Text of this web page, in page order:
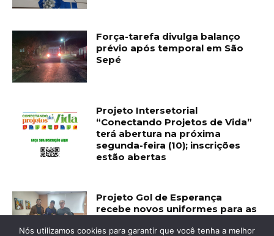
Força-tarefa divulga balanço
prévio após temporal em São
Sepé
Projeto Intersetorial
“Conectando Projetos de Vida”
terá abertura na próxima
segunda-feira (10); inscrições
estão abertas
Projeto Gol de Esperança
recebe novos uniformes para as
Nós utilizamos cookies para garantir que você tenha a melhor